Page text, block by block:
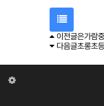
목
록
이전글은가람
다음글초롱초